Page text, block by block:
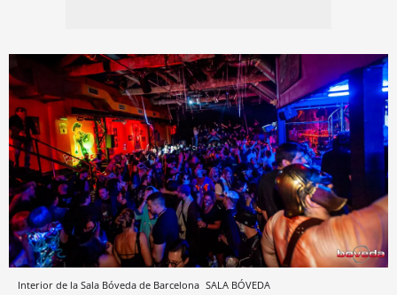
Interior de la Sala Bóveda de Barcelona SALA BÓVEDA